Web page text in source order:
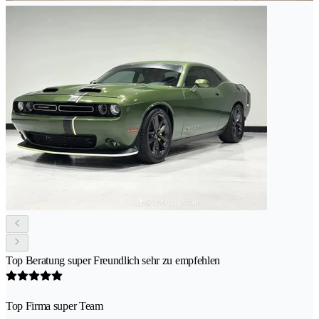
Top Beratung super Freundlich sehr zu empfehlen
Top Firma super Team